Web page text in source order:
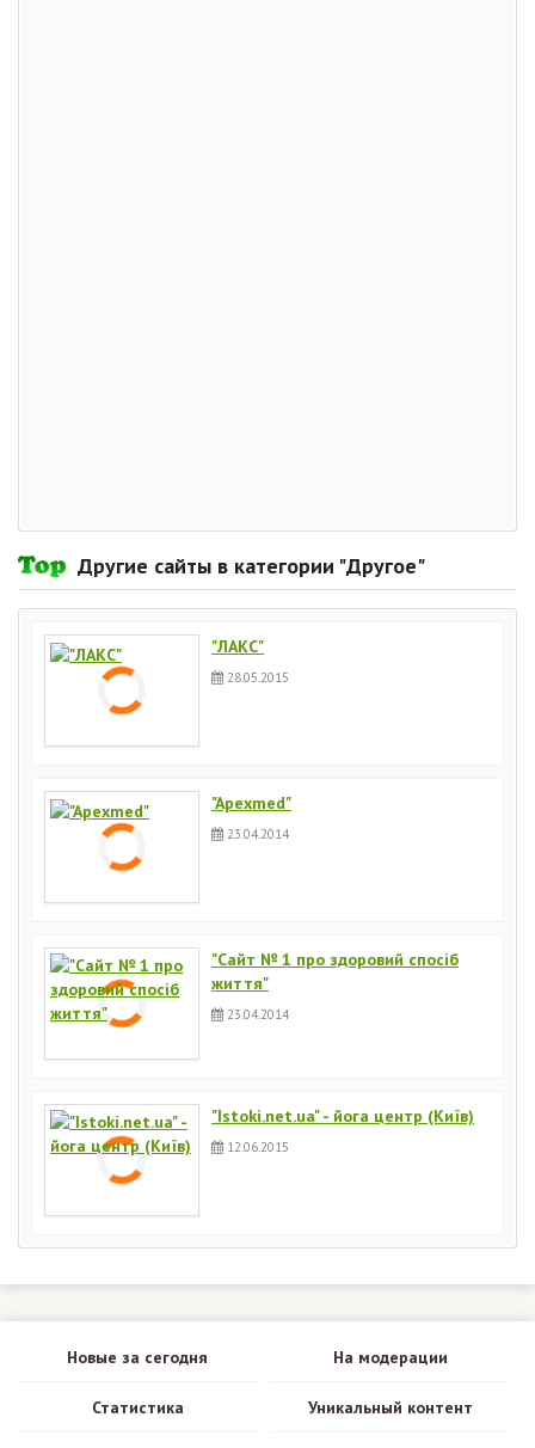
Другие сайты в категории "Другое"
"ЛАКС"
28.05.2015
"Apexmed"
23.04.2014
"Сайт № 1 про здоровий спосіб
життя"
23.04.2014
"Istoki.net.ua" - йога центр (Київ)
12.06.2015
Новые за сегодня На модерации
Статистика Уникальный контент